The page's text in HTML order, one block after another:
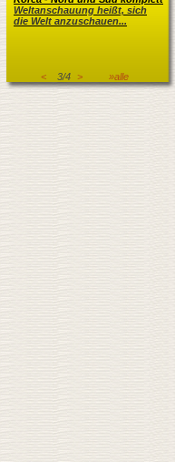
Weltanschauung heißt, sich
die Welt anzuschauen...
< 3/4 > »alle